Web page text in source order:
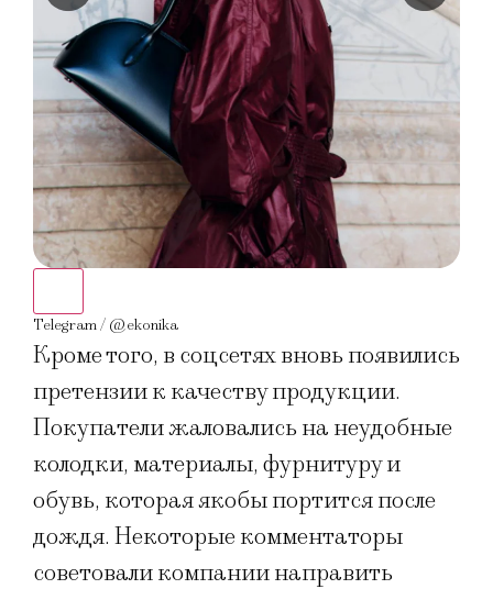
Telegram / @ekonika
Кроме того, в соцсетях вновь появились
претензии к качеству продукции.
Покупатели жаловались на неудобные
колодки, материалы, фурнитуру и
обувь, которая якобы портится после
дождя. Некоторые комментаторы
советовали компании направить